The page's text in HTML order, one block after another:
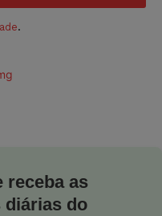
.
receba as
diárias do